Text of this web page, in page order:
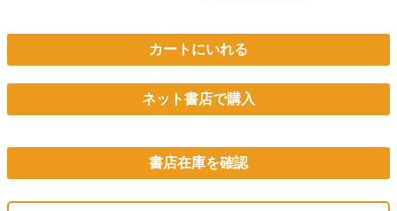
カートにいれる
ネット書店で購入
書店在庫を確認